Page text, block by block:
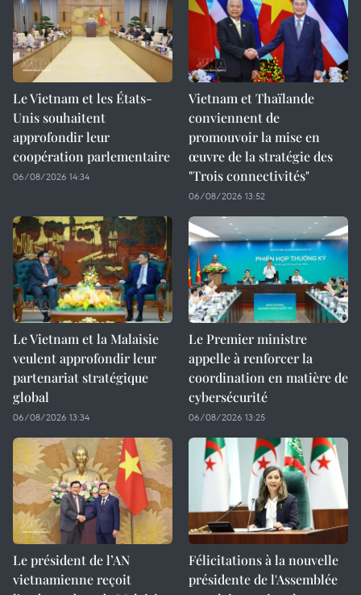
Le Vietnam et les États-
Unis souhaitent
approfondir leur
coopération parlementaire
06/08/2026 14:34
Vietnam et Thaïlande
conviennent de
promouvoir la mise en
œuvre de la stratégie des
"Trois connectivités"
06/08/2026 13:52
Le Vietnam et la Malaisie
veulent approfondir leur
partenariat stratégique
global
06/08/2026 13:34
Le Premier ministre
appelle à renforcer la
coordination en matière de
cybersécurité
06/08/2026 13:25
Le président de l’AN
vietnamienne reçoit
Félicitations à la nouvelle
présidente de l'Assemblée